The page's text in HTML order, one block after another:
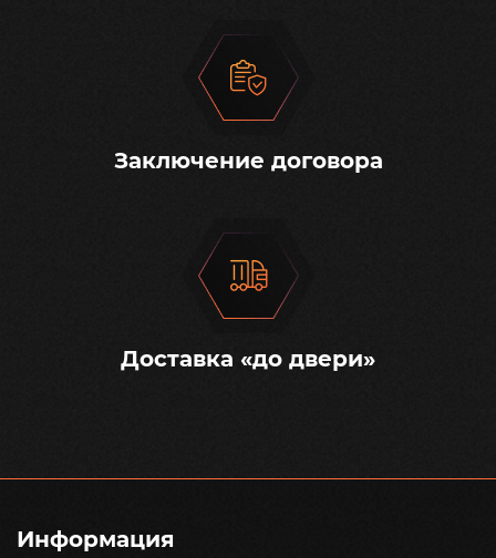
Заключение договора
Доставка «до двери»
Информация